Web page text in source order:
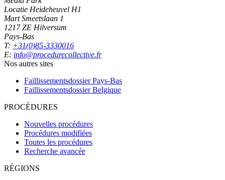
Locatie Heideheuvel H1
Mart Smeetslaan 1
1217 ZE Hilversum
Pays-Bas
T: +31(0)85-3330016
E: info@procedurecollective.fr
Nos autres sites
Faillissementsdossier Pays-Bas
Faillissementsdossier Belgique
PROCÉDURES
Nouvelles procédures
Procédures modifiées
Toutes les procédures
Recherche avancée
RÉGIONS